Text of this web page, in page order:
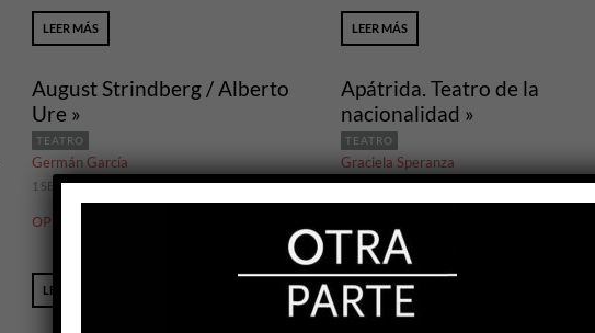
LEER MÁS
August Strindberg / Alberto
Ure »
TEATRO
Germán García
1 SEP, 2011
OP N° 24
LEER MÁS
LEER MÁS
Apátrida. Teatro de la
nacionalidad »
TEATRO
Graciela Speranza
1 DIC, 2010
LEER MÁS